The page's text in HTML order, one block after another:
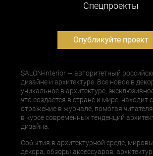
Cпецпроекты
Опубликуйте проект
SALON-interior — авторитетный
дизайне и архитектуре. Все новое в
уникальное в архитектуре,
что создается в стране и мире, находит
отражение в журнале, помогая
в курсе современных тенденций
дизайна.
События в архитектурной среде,
декора, обзоры аксессуаров,